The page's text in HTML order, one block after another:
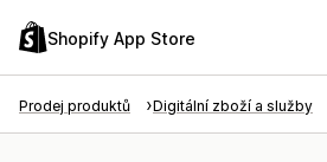
Shopify App Store
Prodej produktů Digitální zboží a služby